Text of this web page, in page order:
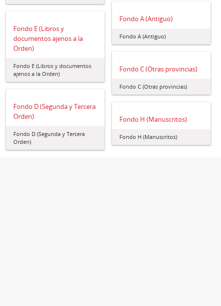
Fondo A (Antiguo)
Fondo A (Antiguo)
Fondo E (Libros y
documentos ajenos a la
Orden)
Fondo E (Libros y documentos
ajenos a la Orden)
Fondo C (Otras provincias)
Fondo C (Otras provincias)
Fondo D (Segunda y Tercera
Orden)
Fondo D (Segunda y Tercera
Orden)
Fondo H (Manuscritos)
Fondo H (Manuscritos)